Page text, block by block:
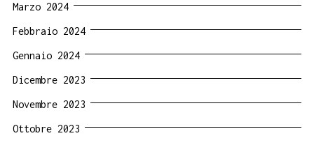
Marzo 2024
Febbraio 2024
Gennaio 2024
Dicembre 2023
Novembre 2023
Ottobre 2023